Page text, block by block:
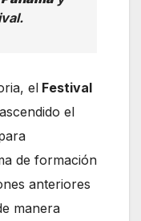
el Festival
el
de formación
anteriores
manera